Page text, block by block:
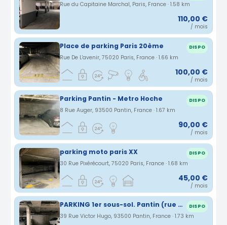
Rue du Capitaine Marchal, Paris, France · 1.58 km
110,00 €
/ mois
Place de parking Paris 20ème DISPO
Rue De L'avenir, 75020 Paris, France · 1.66 km
100,00 €
/ mois
Parking Pantin - Metro Hoche DISPO
8 Rue Auger, 93500 Pantin, France · 1.67 km
90,00 €
/ mois
parking moto paris XX DISPO
30 Rue Pixérécourt, 75020 Paris, France · 1.68 km
45,00 €
/ mois
PARKING 1er sous-sol. Pantin (rue Victor Hugo entre Eglise et Mairie) DISPO
39 Rue Victor Hugo, 93500 Pantin, France · 1.73 km